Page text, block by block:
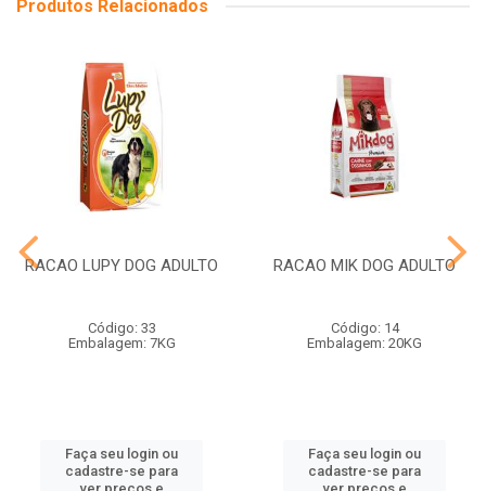
Produtos Relacionados
RACAO LUPY DOG ADULTO
Código: 33
Embalagem: 7KG
Faça seu login ou
cadastre-se para
RACAO MIK DOG ADULTO
Código: 14
Embalagem: 20KG
Faça seu login ou
cadastre-se para